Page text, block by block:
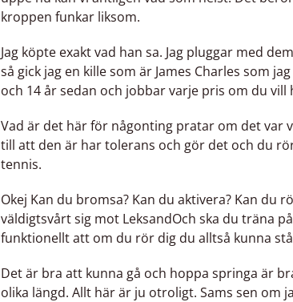
kroppen funkar liksom.
Jag köpte exakt vad han sa. Jag pluggar med
så gick jag en kille som är James Charles som
och 14 år sedan och jobbar varje pris om du vill
Vad är det här för någonting pratar om det var
till att den är har tolerans och gör det och du
tennis.
Okej Kan du bromsa? Kan du aktivera? Kan
väldigtsvårt sig mot LeksandOch ska du träna
funktionellt att om du rör dig du alltså kunna
Det är bra att kunna gå och hoppa springa är
olika längd. Allt här är ju otroligt. Sams sen om